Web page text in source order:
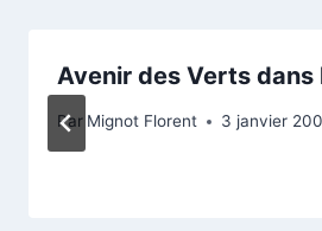
Avenir des Verts dans
Par Mignot Florent 3 janvier